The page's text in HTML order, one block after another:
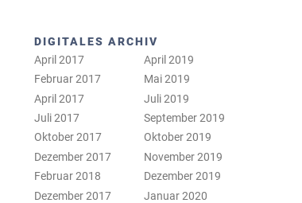
DIGITALES ARCHIV
April 2017
Februar 2017
April 2017
Juli 2017
Oktober 2017
Dezember 2017
Februar 2018
Dezember 2017
April 2019
Mai 2019
Juli 2019
September 2019
Oktober 2019
November 2019
Dezember 2019
Januar 2020